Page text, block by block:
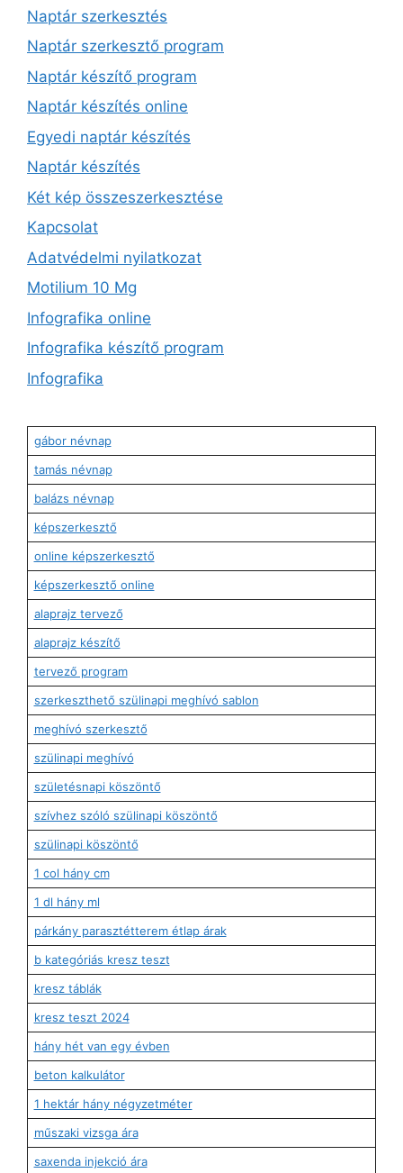
Naptár szerkesztés
Naptár szerkesztő program
Naptár készítő program
Naptár készítés online
Egyedi naptár készítés
Naptár készítés
Két kép összeszerkesztése
Kapcsolat
Adatvédelmi nyilatkozat
Motilium 10 Mg
Infografika online
Infografika készítő program
Infografika
gábor névnap
tamás névnap
balázs névnap
képszerkesztő
online képszerkesztő
képszerkesztő online
alaprajz tervező
alaprajz készítő
tervező program
szerkeszthető szülinapi meghívó sablon
meghívó szerkesztő
szülinapi meghívó
születésnapi köszöntő
szívhez szóló szülinapi köszöntő
szülinapi köszöntő
1 col hány cm
1 dl hány ml
párkány parasztétterem étlap árak
b kategóriás kresz teszt
kresz táblák
kresz teszt 2024
hány hét van egy évben
beton kalkulátor
1 hektár hány négyzetméter
műszaki vizsga ára
saxenda injekció ára